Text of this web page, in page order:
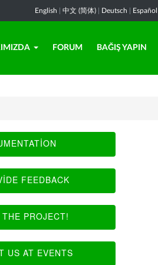
English 中文 (简体) Deutsch Español
FORUM BAĞIŞ YAPIN
FEEDBACK
PROJECT!
US AT EVENTS